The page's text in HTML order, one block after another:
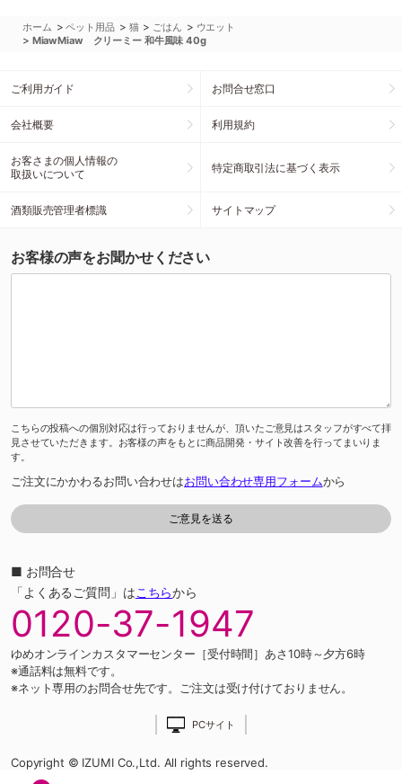
ホーム >ペット用品 > 猫 > ごはん > ウエット
> MiawMiaw クリーミー 和牛風味 40g
ご利用ガイド お問合せ窓口
会社概要 利用規約
お客さまの個人情報の
取扱いについて
特定商取引法に基づく表示
酒類販売管理者標識 サイトマップ
お客様の声をお聞かせください
こちらの投稿への個別対応は行っておりませんが、頂いたご意見はスタッフがすべて拝
見させていただきます。お客様の声をもとに商品開発・サイト改善を行ってまいりま
す。
ご注文にかかわるお問い合わせはお問い合わせ専用フォームから
■ お問合せ
「よくあるご質問」はこちらから
0120-37-1947
ゆめオンラインカスタマーセンター［受付時間］あさ10時～夕方6時
※通話料は無料です。
※ネット専用のお問合せ先です。ご注文は受け付けておりません。
PCサイト
Copyright © IZUMI Co.,Ltd. All rights reserved.